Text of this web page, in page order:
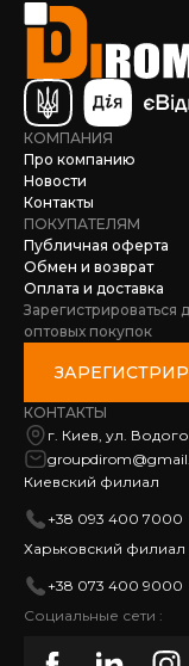
КОМПАНИЯ
Про компанию
Новости
Контакты
ПОКУПАТЕЛЯМ
Публичная оферта
Обмен и возврат
Оплата и доставка
Зарегистрироваться
оптовых покупок
КОНТАКТЫ
г. Киев, ул.
Киевский филиал
+38 093 400 7000
Харьковский филиал
+38 073 400 9000
Социальные сети :